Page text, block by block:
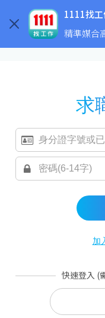
1111找工
精準媒合
求
加
快速登入 (